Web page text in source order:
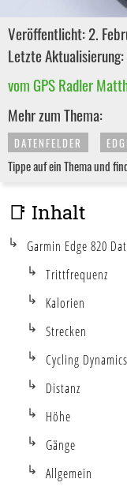
Veröffentlicht: 2.
Letzte
vom GPS Radler
Mehr zum Thema:
DATENFELDER
Tippe auf ein Thema und
📑 Inhalt
Garmin Edge 820
Trittfrequenz
Kalorien
Strecken
Cycling Dynamics
Distanz
Höhe
Gänge
Allgemein